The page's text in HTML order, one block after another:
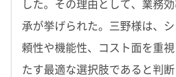
した。その理由として、業務
承が挙げられた。三野様は、
頼性や機能性、コスト面を重
たす最適な選択肢であると判